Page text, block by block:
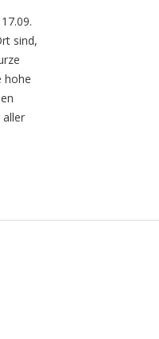
sind,
hohe
aller